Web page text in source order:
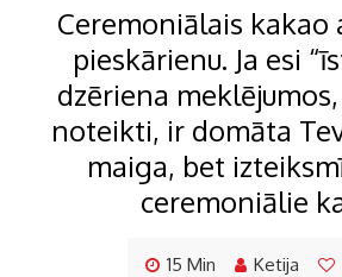
Ceremoniālais kakao
pieskārienu. Ja esi
dzēriena
noteikti, ir domāta
maiga, bet
ceremoniālie
15 Min Ketija